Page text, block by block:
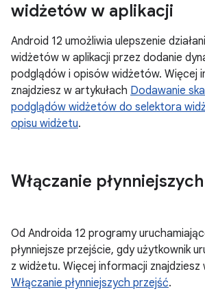
widżetów w aplikacji
Android 12 umożliwia ulepszenie
widżetów w aplikacji przez dodanie
podglądów i opisów widżetów. Więcej
znajdziesz w artykułach Dodawanie
podglądów widżetów do selektora
opisu widżetu.
Włączanie
Od Androida 12 programy
płynniejsze przejście, gdy użytkownik
z widżetu. Więcej informacji znajdziesz
Włączanie płynniejszych przejść.